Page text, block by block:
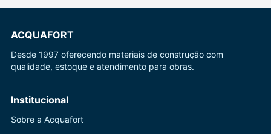
ACQUAFORT
Desde 1997 oferecendo materiais de construção com
qualidade, estoque e atendimento para obras.
Institucional
Sobre a Acquafort